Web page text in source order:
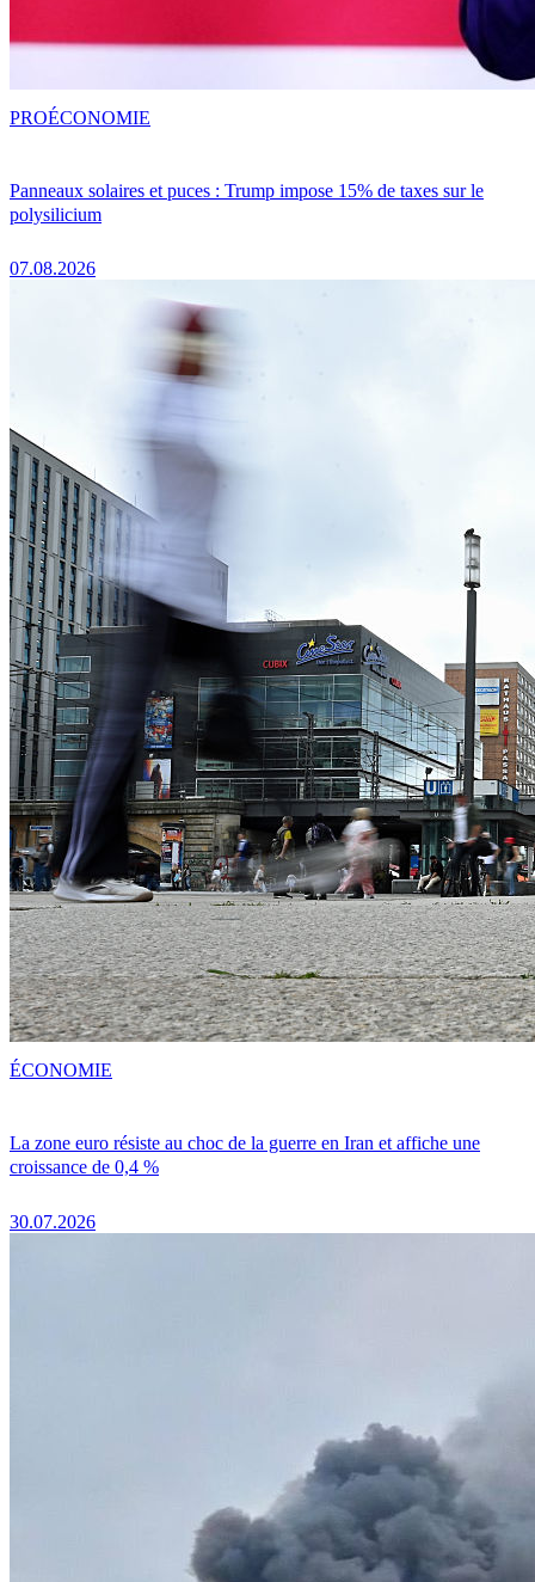
Panneaux solaires et puces : Trump impose 15% de taxes sur le
polysilicium
07.08.2026
PROÉCONOMIE
La zone euro résiste au choc de la guerre en Iran et affiche une
croissance de 0,4 %
30.07.2026
ÉCONOMIE